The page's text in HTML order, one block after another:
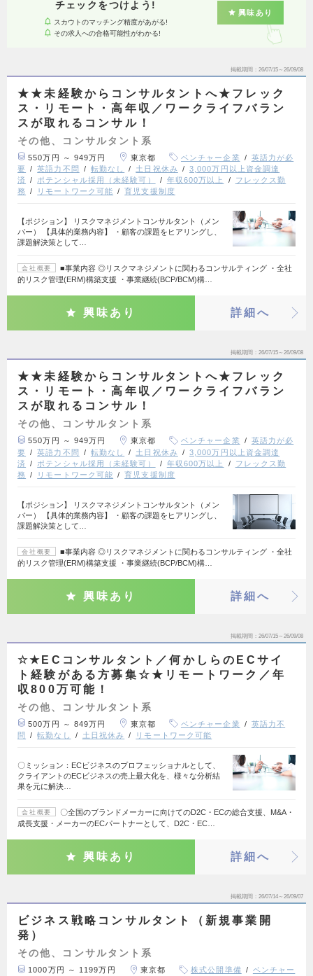
チェックをつけよう!
スカウトのマッチング精度があがる!
その求人への合格可能性がわかる!
興味あり
掲載期間 26/07/15～26/09/08
★★未経験からコンサルタントへ★フレック
ス・リモート・高年収／ワークライフバラン
スが取れるコンサル！
その他、コンサルタント系
550万円 ～ 949万円 東京都 ベンチャー企業
英語力が必
要
英語力不問 転勤なし 土日祝休み
3,000万円以上資金調達
済
ポテンシャル採用（未経験可） 年収600万以上
フレックス勤
務
リモートワーク可能 育児支援制度
【ポジション】 リスクマネジメントコンサルタント（メン
バー） 【具体的業務内容】 ・顧客の課題をヒアリングし、
課題解決策として…
会社概要
■事業内容 ◎リスクマネジメントに関わるコンサルティング ・全社
的リスク管理(ERM)構築支援 ・事業継続(BCP/BCM)構…
興味あり 詳細へ
掲載期間 26/07/15～26/09/08
★★未経験からコンサルタントへ★フレック
ス・リモート・高年収／ワークライフバラン
スが取れるコンサル！
その他、コンサルタント系
550万円 ～ 949万円 東京都 ベンチャー企業
英語力が必
要
英語力不問 転勤なし 土日祝休み
3,000万円以上資金調達
済
ポテンシャル採用（未経験可） 年収600万以上
フレックス勤
務
リモートワーク可能 育児支援制度
【ポジション】 リスクマネジメントコンサルタント（メン
バー） 【具体的業務内容】 ・顧客の課題をヒアリングし、
課題解決策として…
会社概要
■事業内容 ◎リスクマネジメントに関わるコンサルティング ・全社
的リスク管理(ERM)構築支援 ・事業継続(BCP/BCM)構…
興味あり 詳細へ
掲載期間 26/07/15～26/09/08
☆★ECコンサルタント／何かしらのECサイ
ト経験がある方募集☆★リモートワーク／年
収800万可能！
その他、コンサルタント系
500万円 ～ 849万円 東京都 ベンチャー企業
英語力不
問
転勤なし 土日祝休み リモートワーク可能
〇ミッション：ECビジネスのプロフェッショナルとして、
クライアントのECビジネスの売上最大化を、様々な分析結
果を元に解決…
会社概要
〇全国のブランドメーカーに向けてのD2C・ECの総合支援、M&A・
成長支援・メーカーのECパートナーとして、D2C・EC…
興味あり 詳細へ
掲載期間 26/07/14～26/09/07
ビジネス戦略コンサルタント（新規事業開
発）
その他、コンサルタント系
1000万円 ～ 1199万円 東京都 株式公開準備
ベンチャー